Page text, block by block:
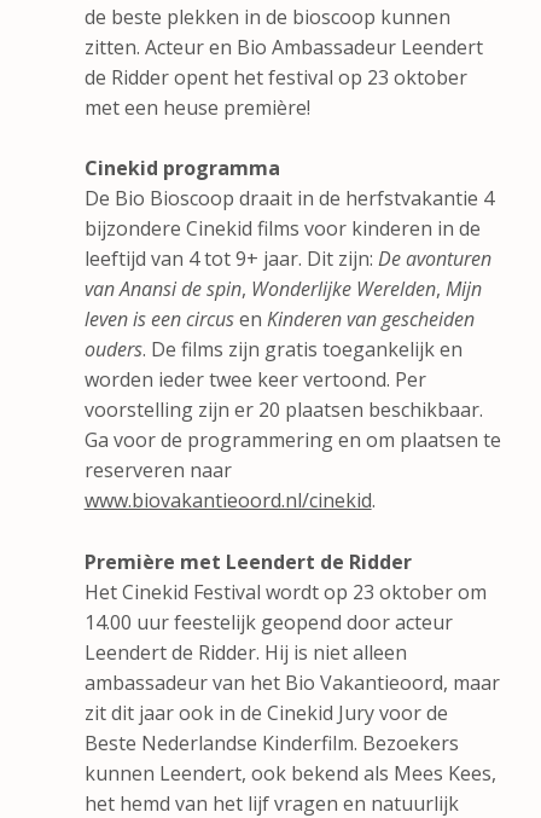
de beste plekken in de bioscoop kunnen
zitten. Acteur en Bio Ambassadeur Leendert
de Ridder opent het festival op 23 oktober
met een heuse première!
Cinekid programma
De Bio Bioscoop draait in de herfstvakantie 4
bijzondere Cinekid films voor kinderen in de
leeftijd van 4 tot 9+ jaar. Dit zijn: De avonturen
van Anansi de spin, Wonderlijke Werelden, Mijn
leven is een circusen Kinderen van gescheiden
ouders. De films zijn gratis toegankelijk en
worden ieder twee keer vertoond. Per
voorstelling zijn er 20 plaatsen beschikbaar.
Ga voor de programmering en om plaatsen te
reserveren naar
www.biovakantieoord.nl/cinekid.
Première met Leendert de Ridder
Het Cinekid Festival wordt op 23 oktober om
14.00 uur feestelijk geopend door acteur
Leendert de Ridder. Hij is niet alleen
ambassadeur van het Bio Vakantieoord, maar
zit dit jaar ook in de Cinekid Jury voor de
Beste Nederlandse Kinderfilm. Bezoekers
kunnen Leendert, ook bekend als Mees Kees,
het hemd van het lijf vragen en natuurlijk